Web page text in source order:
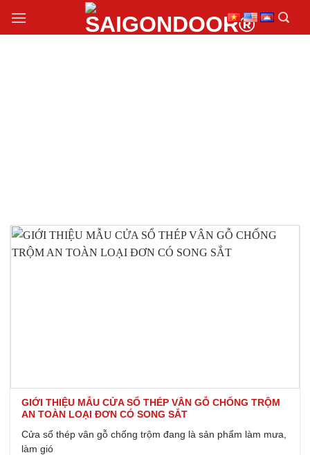
đến
GIỚI THIỆU MẪU CỬA SỔ THÉP VÂN GỖ CHỐNG TRỘM
AN TOÀN LOẠI ĐƠN CÓ SONG SẮT
Cửa sổ thép vân gỗ chống trộm đang là sản phẩm làm mưa,
làm gió